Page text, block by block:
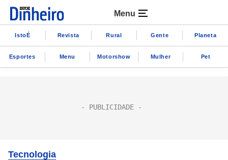
Menu
IstoÉ Revista Rural Gente Planeta
Esportes Menu Motorshow Mulher Pet
Tecnologia